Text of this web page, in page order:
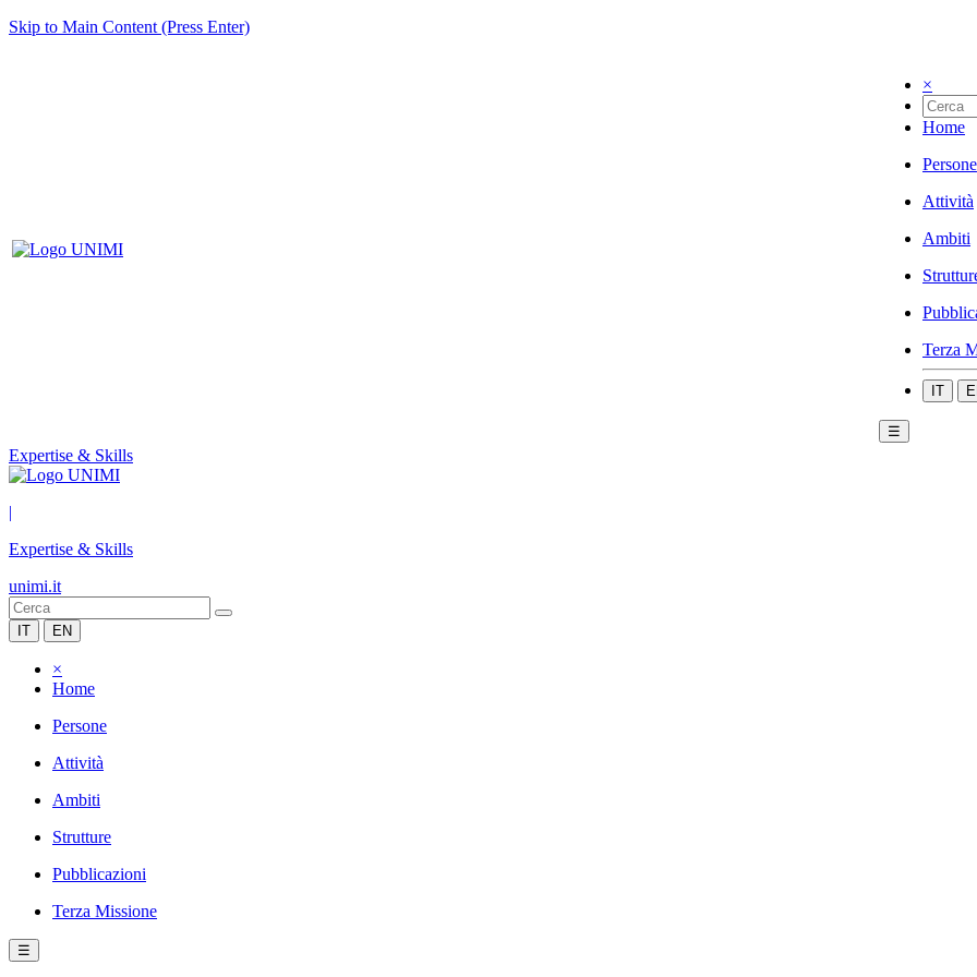
Skip to Main Content (Press Enter)
×
Home
Persone
Attività
Ambiti
Terza
IT
☰
Expertise & Skills
|
Expertise & Skills
unimi.it
IT EN
×
Home
Persone
Attività
Ambiti
Strutture
Pubblicazioni
Terza Missione
☰